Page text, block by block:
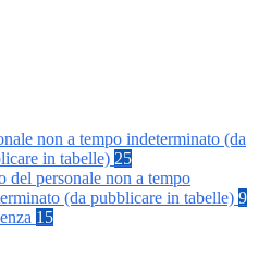
non a tempo indeterminato (da
in tabelle) 25
del personale non a tempo
(da pubblicare in tabelle) 9
15